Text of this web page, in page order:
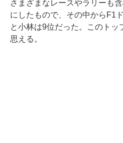
さまざまなレースやラリーも
にしたもので、その中からF1
と小林は9位だった。このトッ
思える。